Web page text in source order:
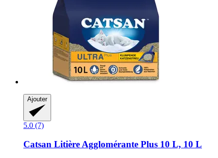
Ajouter
5.0 (7)
Catsan Litière Agglomérante Plus 10 L, 10 L